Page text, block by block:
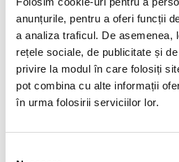
anunțurile, pentru a oferi funcții
a analiza traficul. De asemenea,
rețele sociale, de publicitate și
privire la modul în care folosiți
pot combina cu alte informații
în urma folosirii serviciilor lor.
prezinta benzi de diferite culori
Duritate :4, friabil
Luciu :sticlos
Transparenta :transparent
Polaritate :Yang